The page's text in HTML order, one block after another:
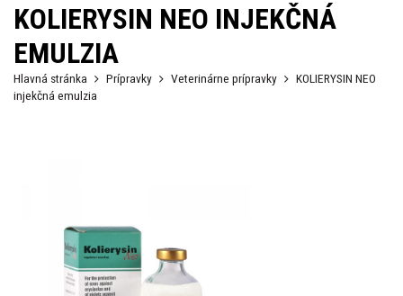
KOLIERYSIN NEO INJEKČNÁ
EMULZIA
Hlavná stránka Prípravky Veterinárne prípravky
KOLIERYSIN NEO
injekčná emulzia